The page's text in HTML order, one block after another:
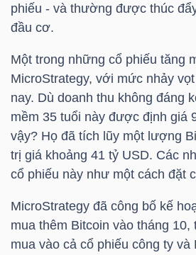
phiếu - và thường được thúc
đầu cơ.
Một trong những cổ phiếu tăng
MicroStrategy, với mức nhảy
nay. Dù doanh thu không đáng
mềm 35 tuổi này được định giá
vậy? Họ đã tích lũy một lượng
trị giá khoảng 41 tỷ USD. Các
cổ phiếu này như một cách đặt
MicroStrategy đã công bố kế
mua thêm Bitcoin vào tháng 10,
mua vào cả cổ phiếu công ty và
DƯƠNG
TÀI
CHÍNH
CÁ
NHÂN
PHÂN
TÍCH
VIETSTOCKFINANCE